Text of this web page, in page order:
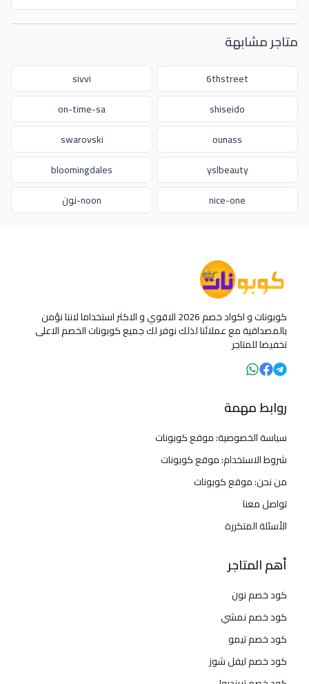
متاجر مشابهة
6thstreet
sivvi
shiseido
on-time-sa
ounass
swarovski
yslbeauty
bloomingdales
nice-one
noon-نون
كوبونات و اكواد خصم 2026 الاقوي و الاكثر استخداما لاننا نؤمن
بالمصداقية مع عملائنا لذلك نوفر لك جميع كوبونات الخصم الاعلى
تخفيضا للمتاجر
روابط مهمة
سياسة الخصوصية: موقع كوبونات
شروط الاستخدام: موقع كوبونات
من نحن: موقع كوبونات
تواصل معنا
الأسئلة المتكررة
أهم المتاجر
كود خصم نون
كود خصم نمشي
كود خصم تيمو
كود خصم ليفل شوز